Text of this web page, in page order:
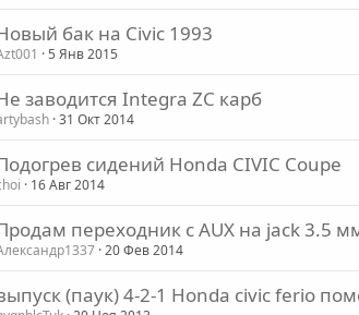
бак на Civic 1993
5 Янв 2015
заводится Integra ZC карб
31 Окт 2014
сидений Honda CIVIC Coupe
16 Авг 2014
переходник с AUX на jack 3.5
20 Фев 2014
(паук) 4-2-1 Honda civic ferio